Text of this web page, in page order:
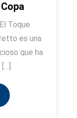
Toque
es una
que ha